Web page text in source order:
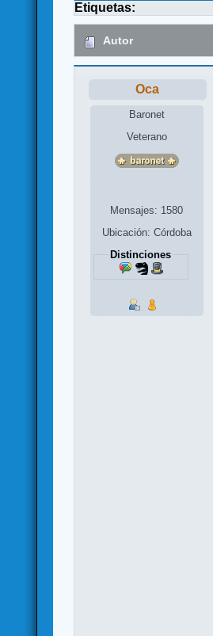
Etiquetas:
Autor
Oca
Baronet
Veterano
Mensajes: 1580
Ubicación: Córdoba
Distinciones